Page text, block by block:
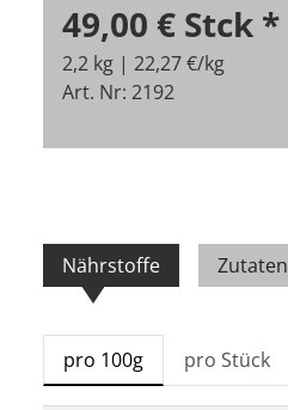
49,00 € Stck *
2,2 kg | 22,27 €/kg
Art. Nr: 2192
Nährstoffe Zutaten
pro 100g pro Stück